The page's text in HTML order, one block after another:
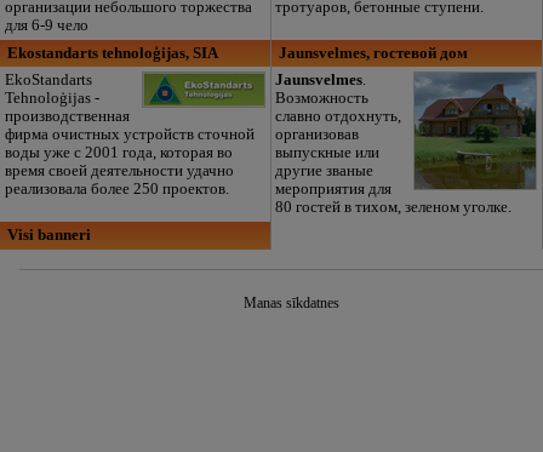
организации небольшого торжества
для 6-9 чело
тротуаров, бетонные ступени.
Ekostandarts tehnoloģijas, SIA
EkoStandarts
Tehnoloģijas -
производственная
фирма очистных устройств сточной
воды уже с 2001 года, которая во
время своей деятельности удачно
реализовала более 250 проектов.
Jaunsvelmes, гостевой дом
Jaunsvelmes.
Возможность
славно отдохнуть,
организовав
выпускные или
другие званые
мероприятия для
80 гостей в тихом, зеленом уголке.
Visi banneri
Manas sīkdatnes